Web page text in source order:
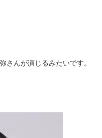
さんが演じるみたいです。